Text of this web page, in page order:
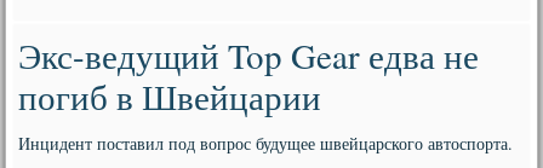
Экс-ведущий Top Gear едва не
погиб в Швейцарии
Инцидент поставил под вопрос будущее швейцарского автоспорта.